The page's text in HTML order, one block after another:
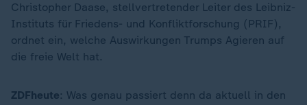
Christopher Daase, stellvertretender Leiter des Leibniz-
Instituts für Friedens- und Konfliktforschung (PRIF),
ordnet ein, welche Auswirkungen Trumps Agieren auf
die freie Welt hat.
ZDFheute: Was genau passiert denn da aktuell in den